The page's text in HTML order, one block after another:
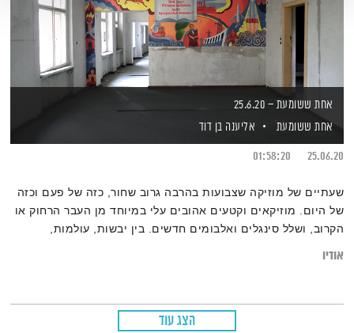
אחת ששומעת – 25.6.20
אחת ששומעת
אליענה בן דוד
25.06.20
01:58:20
שעתיים של מוזיקה שצבועות בהרבה גרוב שחור, כזה של פעם וכזה
של היום. מוזיקאים וקטעים אהובים עלי במיוחד מן העבר הרחוק או
הקרוב, ושלל סינגלים ואלבומים חדשים. בין יבשות, עולמות,
אודיו
הצג עוד